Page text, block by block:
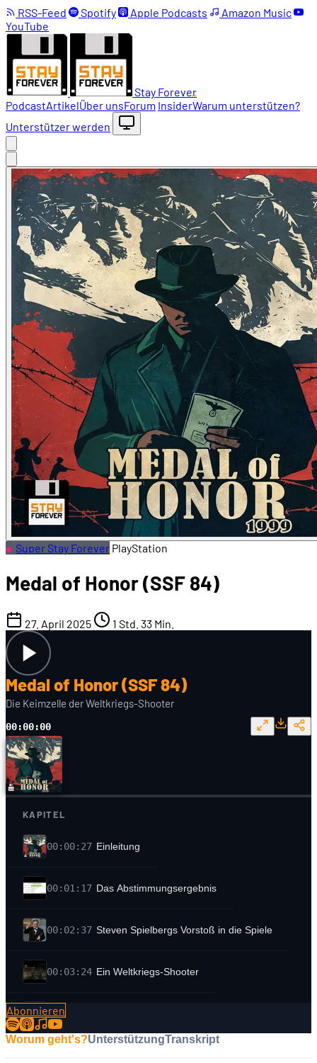
RSS-Feed Spotify Apple Podcasts
Amazon Music
YouTube
Stay Forever
PodcastArtikelÜber unsForum InsiderWarum unterstützen?
Unterstützer werden
Super Stay Forever PlayStation
Medal of Honor (SSF 84)
27. April 2025 1 Std. 33 Min.
Medal of Honor (SSF 84)
Die Keimzelle der Weltkriegs-Shooter
00:00:00
KAPITEL
00:00:27 Einleitung
00:01:17 Das Abstimmungsergebnis
00:02:37 Steven Spielbergs Vorstoß in die Spiele
00:03:24 Ein Weltkriegs-Shooter
00:04:15
Abonnieren
Worum geht's?UnterstützungTranskript